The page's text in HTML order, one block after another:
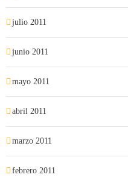
julio 2011
junio 2011
mayo 2011
abril 2011
marzo 2011
febrero 2011